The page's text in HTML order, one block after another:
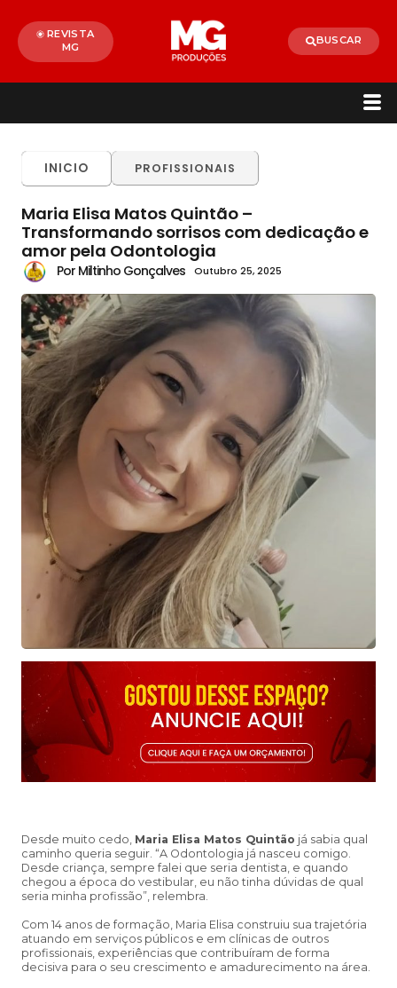
REVISTA
MG
BUSCAR
INICIO PROFISSIONAIS
Maria Elisa Matos Quintão –
Transformando sorrisos com dedicação e
amor pela Odontologia
Por Miltinho Gonçalves Outubro 25, 2025
Desde muito cedo, Maria Elisa Matos Quintão já sabia qual
caminho queria seguir. “A Odontologia já nasceu comigo.
Desde criança, sempre falei que seria dentista, e quando
chegou a época do vestibular, eu não tinha dúvidas de qual
seria minha profissão”, relembra.
Com 14 anos de formação, Maria Elisa construiu sua trajetória
atuando em serviços públicos e em clínicas de outros
profissionais, experiências que contribuíram de forma
decisiva para o seu crescimento e amadurecimento na área.